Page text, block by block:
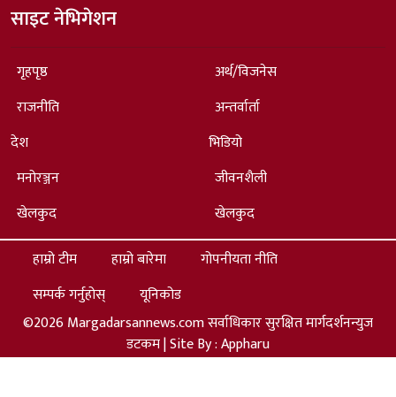
साइट नेभिगेशन
गृहपृष्ठ
राजनीति
देश
मनोरञ्जन
खेलकुद
अर्थ/विजनेस
अन्तर्वार्ता
भिडियो
जीवनशैली
खेलकुद
हाम्रो टीम
हाम्रो बारेमा
गोपनीयता नीति
सम्पर्क गर्नुहोस्
यूनिकोड
©2026 Margadarsannews.com सर्वाधिकार सुरक्षित मार्गदर्शनन्युज
डटकम | Site By :Appharu